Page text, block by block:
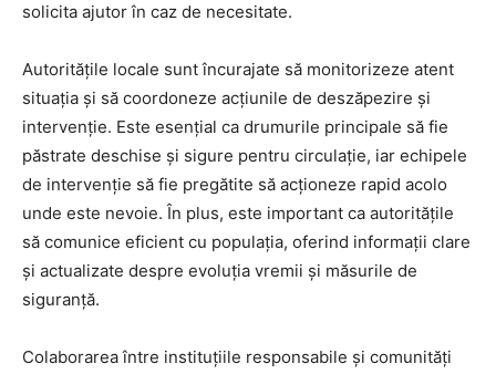
solicita ajutor în caz de necesitate.
Autoritățile locale sunt încurajate să monitorizeze atent
situația și să coordoneze acțiunile de deszăpezire și
intervenție. Este esențial ca drumurile principale să fie
păstrate deschise și sigure pentru circulație, iar echipele
de intervenție să fie pregătite să acționeze rapid acolo
unde este nevoie. În plus, este important ca autoritățile
să comunice eficient cu populația, oferind informații clare
și actualizate despre evoluția vremii și măsurile de
siguranță.
Colaborarea între instituțiile responsabile și comunități